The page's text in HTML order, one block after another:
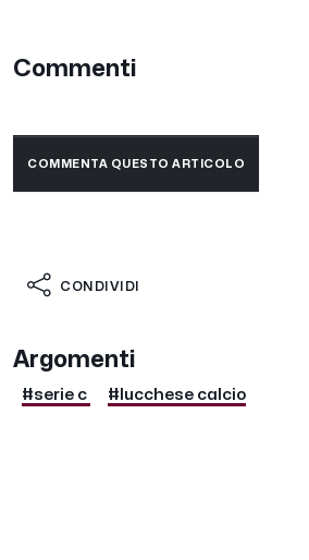
Commenti
COMMENTA QUESTO ARTICOLO
CONDIVIDI
Argomenti
#serie c #lucchese calcio